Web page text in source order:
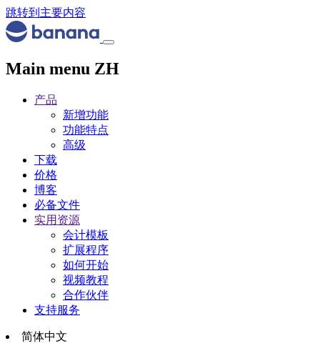
跳转到主要内容
Main menu ZH
产品
新增功能
功能特点
高级
下载
价格
博客
必备文件
实用资源
会计模板
扩展程序
如何开始
视频教程
合作伙伴
支持服务
简体中文